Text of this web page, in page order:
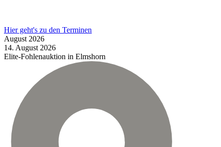
Hier geht's zu den Terminen
August 2026
14. August 2026
Elite-Fohlenauktion in Elmshorn